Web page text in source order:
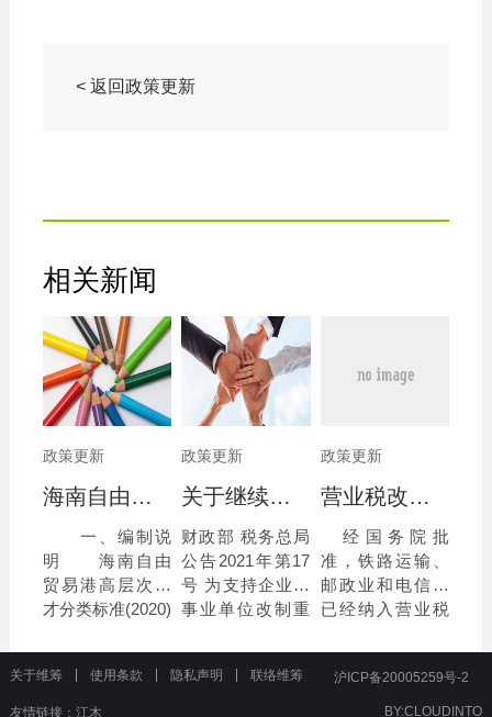
< 返回政策更新
相关新闻
政策更新
海南自由贸易港高层次人才分类标准(2020)
一、编制说
明 海南自由
贸易港高层次人
才分类标准(2020)
人才发展局依据
《海南自由贸易
港建设总体方
政策更新
关于继续执行企业 事业单位改制重组有关契税政策的公告
财政部 税务总局
公告2021年第17
号 为支持企业、
事业单位改制重
境，现就继续执
行有关契税政策
政策更新
营业税改征增值税跨境应税服务 增值税免税管理办法（试行）
经国务院批
准，铁路运输、
邮政业和电信业
已经纳入营业税
点。为了规范和
完善跨境应税服
务的税收管理，
关于维筹 使用条款 隐私声明 联络维筹 沪ICP备20005259号-2
友情链接： 江木 BY:CLOUDINTO